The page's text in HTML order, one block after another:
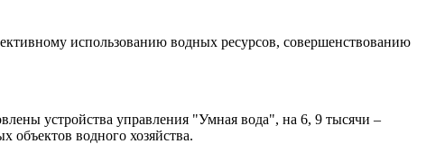
использованию водных ресурсов, совершенствованию
устройства управления "Умная вода", на 6, 9 тысячи –
водного хозяйства.